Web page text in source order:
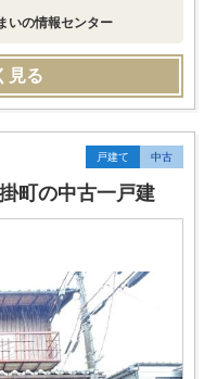
いの情報センター
見る
戸建て 中古
町の中古一戸建